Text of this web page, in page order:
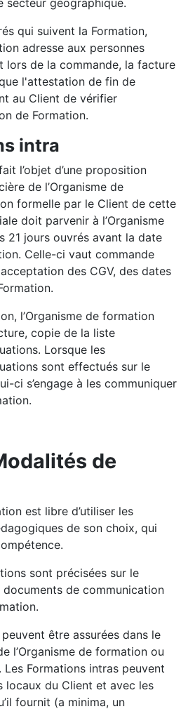
secteur géographique.
qui suivent la Formation,
adresse aux personnes
lors de la commande, la facture
l'attestation de fin de
au Client de vérifier
de Formation.
intra
l’objet d’une proposition
de l’Organisme de
formelle par le Client de cette
doit parvenir à l’Organisme
21 jours ouvrés avant la date
Celle-ci vaut commande
des CGV, des dates
l’Organisme de formation
copie de la liste
Lorsque les
sont effectués sur le
ci s’engage à les communiquer
de
est libre d’utiliser les
de son choix, qui
sont précisées sur le
de communication
être assurées dans le
l’Organisme de formation ou
Formations intras peuvent
locaux du Client et avec les
fournit (a minima, un